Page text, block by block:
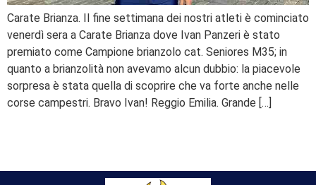
Carate Brianza. Il fine settimana dei nostri atleti è cominciato
venerdì sera a Carate Brianza dove Ivan Panzeri è stato
premiato come Campione brianzolo cat. Seniores M35; in
quanto a brianzolità non avevamo alcun dubbio: la piacevole
sorpresa è stata quella di scoprire che va forte anche nelle
corse campestri. Bravo Ivan! Reggio Emilia. Grande […]